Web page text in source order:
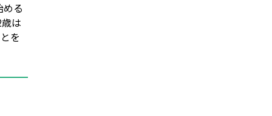
める
は
を